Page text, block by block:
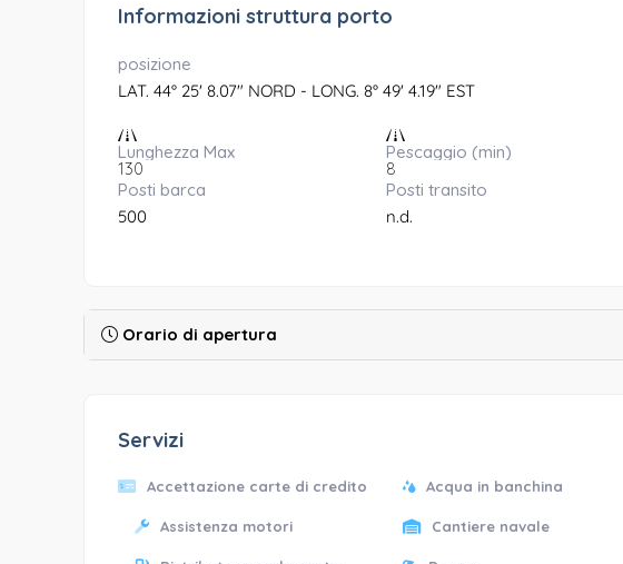
Informazioni struttura porto
posizione
LAT. 44° 25' 8.07" NORD - LONG. 8° 49' 4.19" EST
Lunghezza Max
130
Pescaggio (min)
8
Posti barca
500
Posti transito
n.d.
Orario di apertura
Servizi
Accettazione carte di credito Acqua in banchina
Assistenza motori Cantiere navale